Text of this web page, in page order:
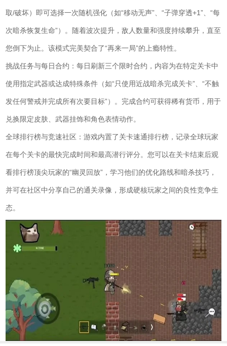
取/破坏）即可选择一次随机强化（如“移动无声”、“子弹穿透+1”、“每
次暗杀恢复生命”）。随着波次提升，敌人数量和强度持续攀升，直至
您倒下为止。该模式完美契合了“再来一局”的上瘾特性。
挑战任务与每日合约：每日刷新三个限时合约，内容为在特定关卡中
使用指定武器或达成特殊条件（如“只使用近战暗杀完成关卡”、“不触
发任何警戒并完成所有次要目标”）。完成合约可获得稀有货币，用于
兑换限定皮肤、武器挂饰和角色表情动作。
全球排行榜与竞速社区：游戏内置了关卡速通排行榜，记录全球玩家
在每个关卡的最快完成时间和最高潜行评分。您可以在关卡结束后观
看排行榜顶尖玩家的“幽灵回放”，学习他们的优化路线和暗杀技巧，
并可在社区中分享自己的通关录像，形成硬核玩家之间的良性竞争生
态。